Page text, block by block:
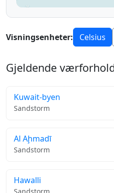
Visningsenheter: Celsius
Gjeldende
Kuwait-byen
Sandstorm
Al Aḩmadī
Sandstorm
Hawalli